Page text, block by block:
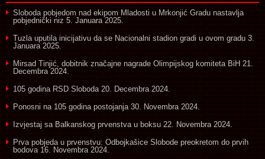
Sloboda pobjedom nad ekipom Mladosti u Mrkonjić Gradu nastavlja
pobjednički niz 5. Januara 2025.
Tuzla uputila inicijativu da se Nacionalni stadion gradi u ovom gradu 3.
Januara 2025.
Mirsad Tinjić, dobitnik značajne nagrade Olimpijskog komiteta BiH 21.
Decembra 2024.
105 godina RSD Sloboda 20. Decembra 2024.
Ponosni na 105 godina postojanja 30. Novembra 2024.
Izvjestaj sa Balkanskog prvenstva u boksu 22. Novembra 2024.
Prva pobjeda u prvenstvu: Odbojkašice Slobode preokretom do prvih
bodova 16. Novembra 2024.